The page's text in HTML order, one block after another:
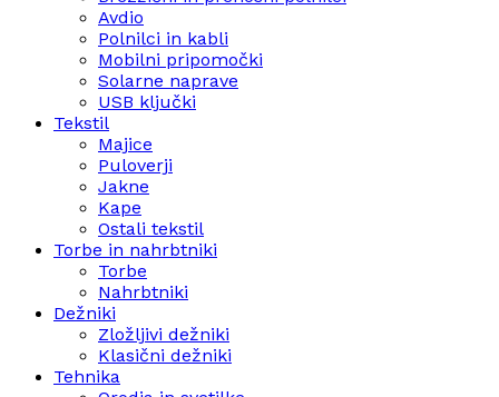
Avdio
Polnilci in kabli
Mobilni pripomočki
Solarne naprave
USB ključki
Tekstil
Majice
Puloverji
Jakne
Kape
Ostali tekstil
Torbe in nahrbtniki
Torbe
Nahrbtniki
Dežniki
Zložljivi dežniki
Klasični dežniki
Tehnika